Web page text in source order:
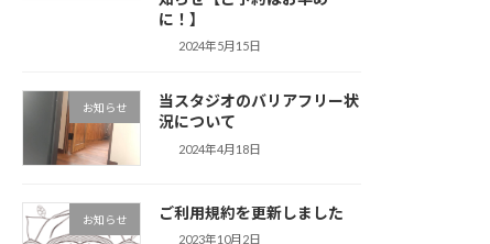
に！】
2024年5月15日
お知らせ
当スタジオのバリアフリー状
況について
2024年4月18日
お知らせ ご利用規約を更新しました
2023年10月2日